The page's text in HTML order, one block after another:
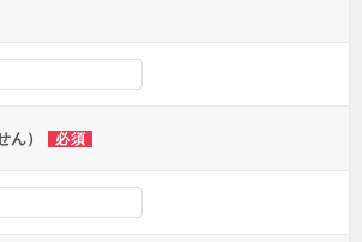
ん） 必須